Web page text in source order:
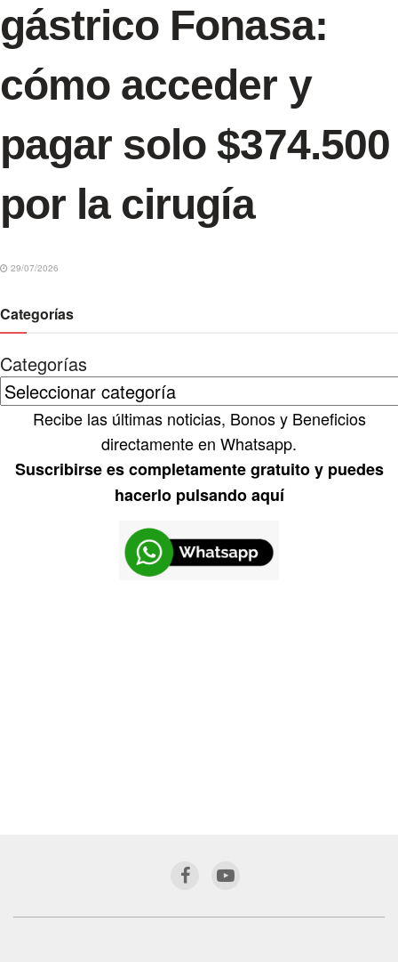
gástrico Fonasa:
cómo acceder y
pagar solo $374.500
por la cirugía
29/07/2026
Categorías
Categorías
Recibe las últimas noticias, Bonos y Beneficios
directamente en Whatsapp.
Suscribirse es completamente gratuito y puedes
hacerlo pulsando aquí